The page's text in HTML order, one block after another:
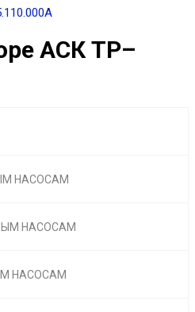
АСК ТР–
НАСОСАМ
НАСОСАМ
НАСОСАМ